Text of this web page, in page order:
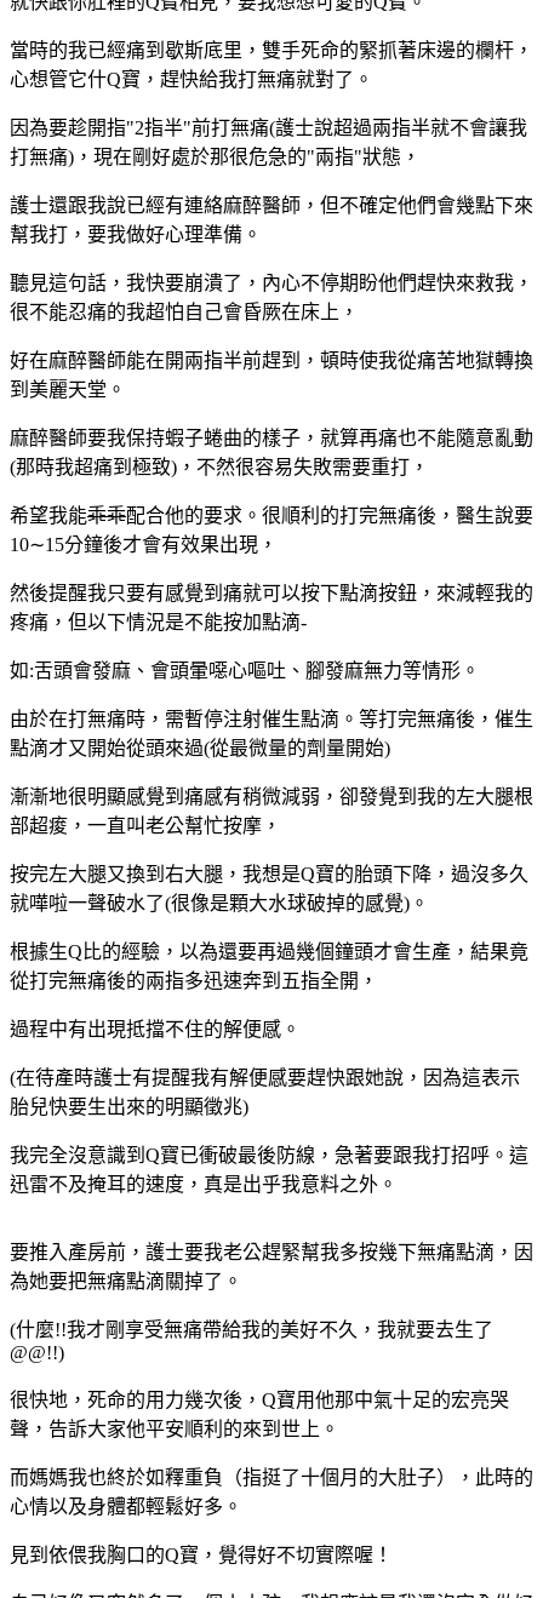
當時的我已經痛到歇斯底里，雙手死命的緊抓著床邊的欄杆，
心想管它什Q寶，趕快給我打無痛就對了。
因為要趁開指"2指半"前打無痛(護士說超過兩指半就不會讓我
打無痛)，現在剛好處於那很危急的"兩指"狀態，
護士還跟我說已經有連絡麻醉醫師，但不確定他們會幾點下來
幫我打，要我做好心理準備。
聽見這句話，我快要崩潰了，內心不停期盼他們趕快來救我，
很不能忍痛的我超怕自己會昏厥在床上，
好在麻醉醫師能在開兩指半前趕到，頓時使我從痛苦地獄轉換
到美麗天堂。
麻醉醫師要我保持蝦子蜷曲的樣子，就算再痛也不能隨意亂動
(那時我超痛到極致)，不然很容易失敗需要重打，
希望我能乖乖配合他的要求。很順利的打完無痛後，醫生說要
10∼15分鐘後才會有效果出現，
然後提醒我只要有感覺到痛就可以按下點滴按鈕，來減輕我的
疼痛，但以下情況是不能按加點滴-
如:舌頭會發麻、會頭暈噁心嘔吐、腳發麻無力等情形。
由於在打無痛時，需暫停注射催生點滴。等打完無痛後，催生
點滴才又開始從頭來過(從最微量的劑量開始)
漸漸地很明顯感覺到痛感有稍微減弱，卻發覺到我的左大腿根
部超痠，一直叫老公幫忙按摩，
按完左大腿又換到右大腿，我想是Q寶的胎頭下降，過沒多久
就嘩啦一聲破水了(很像是顆大水球破掉的感覺)。
根據生Q比的經驗，以為還要再過幾個鐘頭才會生產，結果竟
從打完無痛後的兩指多迅速奔到五指全開，
過程中有出現抵擋不住的解便感。
(在待產時護士有提醒我有解便感要趕快跟她說，因為這表示
胎兒快要生出來的明顯徵兆)
我完全沒意識到Q寶已衝破最後防線，急著要跟我打招呼。這
迅雷不及掩耳的速度，真是出乎我意料之外。
要推入產房前，護士要我老公趕緊幫我多按幾下無痛點滴，因
為她要把無痛點滴關掉了。
(什麼!!我才剛享受無痛帶給我的美好不久，我就要去生了
@@!!)
很快地，死命的用力幾次後，Q寶用他那中氣十足的宏亮哭
聲，告訴大家他平安順利的來到世上。
而媽媽我也終於如釋重負（指挺了十個月的大肚子），此時的
心情以及身體都輕鬆好多。
見到依偎我胸口的Q寶，覺得好不切實際喔！